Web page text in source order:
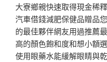
大寮鄉親快速取得現金稀
汽車借錢減肥保健品贈品
的最佳夥伴網友用過推薦
高的顏色飽和度和想小額
使用眼藥水能緩解眼睛與